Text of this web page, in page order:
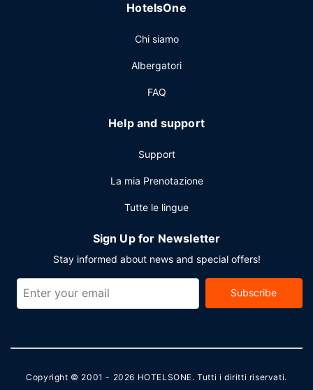
HotelsOne
Chi siamo
Albergatori
FAQ
Help and support
Support
La mia Prenotazione
Tutte le lingue
Sign Up for Newsletter
Stay informed about news and special offers!
Subscribe
Copyright © 2001 - 2026 HOTELSONE. Tutti i diritti riservati.